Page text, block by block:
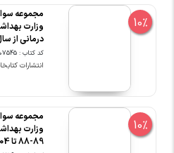
10%
مجموعه
وزارت
درمانی از سال 96-95 تا 1405- 1404
کد کتاب : 107545
انتشارات
10%
مجموعه
وزارت
89-88 تا 1404 - 1405